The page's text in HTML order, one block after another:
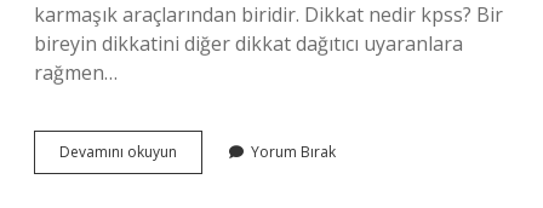
karmaşık araçlarından biridir. Dikkat nedir kpss? Bir
bireyin dikkatini diğer dikkat dağıtıcı uyaranlara
rağmen…
Devamını okuyun
Tanımı
Yorum Bırak